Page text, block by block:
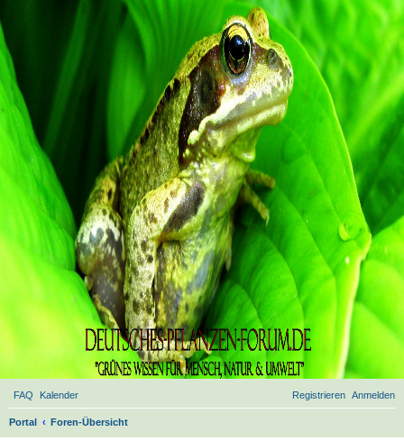
FAQ Kalender Anmelden
Registrieren
Portal Foren-Übersicht